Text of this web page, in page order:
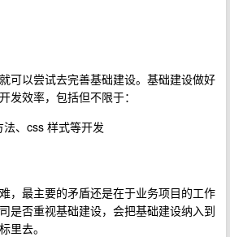
可以尝试去完善基础建设。基础建设做好
发效率，包括但不限于：
、css 样式等开发
，最主要的矛盾还是在于业务项目的工作
是否重视基础建设，会把基础建设纳入到
里去。